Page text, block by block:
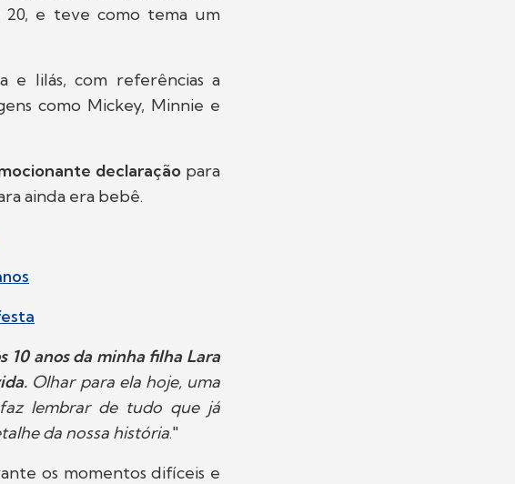
20, e teve como tema um
e lilás, com referências a
como Mickey, Minnie e
declaração para
ainda era bebê.
10 anos da minha filha Lara
Olhar para ela hoje, uma
lembrar de tudo que já
da nossa história."
os momentos difíceis e